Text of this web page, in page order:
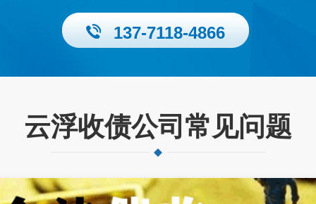
137-7118-4866
云浮收债公司常见问题